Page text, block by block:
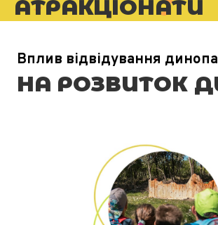
АТРАКЦІОНАТИ
Вплив відвідування
НА РОЗВИТОК